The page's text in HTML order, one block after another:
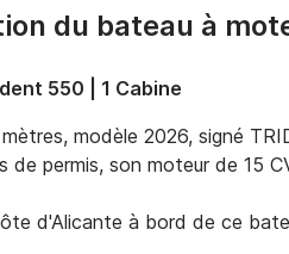
du bateau à
550 | 1 Cabine
modèle 2026, signé
de permis, son moteur de 15
d'Alicante à bord de ce